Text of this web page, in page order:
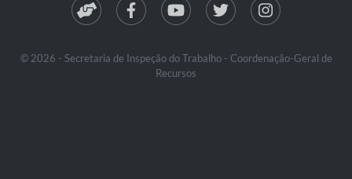
© 2026 - Secretaria de Inspeção do Trabalho - Coordenação-Geral de
Recursos